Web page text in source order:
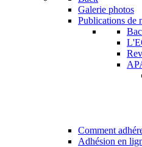
Galerie photos
Publications de
Comment
Adhésion en